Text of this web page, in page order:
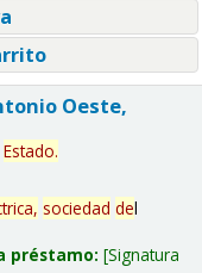
Oeste,
Estado.
sociedad del
préstamo: Signatura